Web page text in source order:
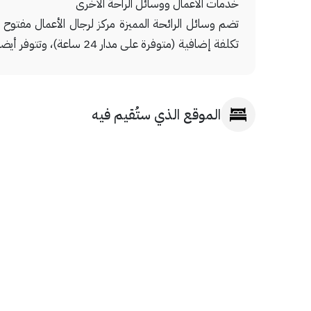
خدمات الأعمال ووسائل الراحة الأخرى
تكلفة إضافية (متوفرة على مدار 24 ساعة)، وتتوفر أيضا صف السيارة بمعرفة النزيل (بتكلفة إضافية) في مقر المنشأة.
الموقع الذي ستُقيم فيه